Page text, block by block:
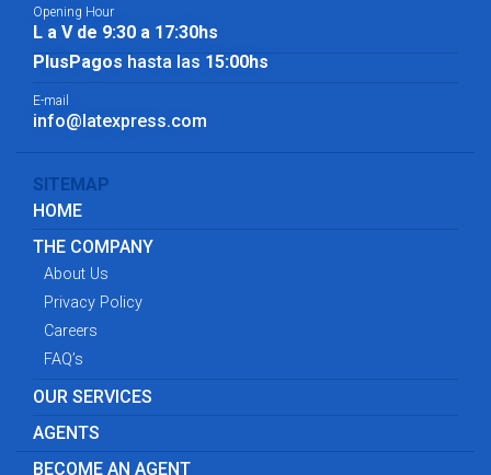
Opening Hour
L a V de 9:30 a 17:30hs
PlusPagos hasta las 15:00hs
E-mail
info@latexpress.com
SITEMAP
HOME
THE COMPANY
About Us
Privacy Policy
Careers
FAQ’s
OUR SERVICES
AGENTS
BECOME AN AGENT